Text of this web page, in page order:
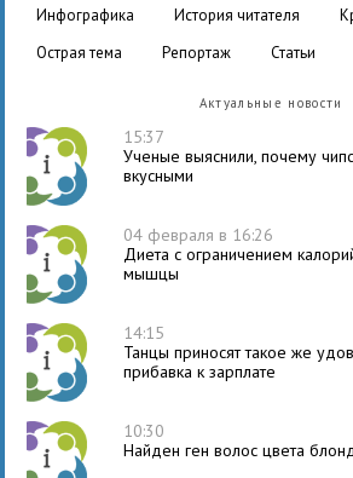
инфографика
история читателя
острая тема
репортаж статьи
Актуальные новости
15:37
Ученые выяснили, почему
вкусными
04 февраля в 16:26
Диета с ограничением
мышцы
14:15
Танцы приносят такое же
прибавка к зарплате
10:30
Найден ген волос цвета блонд